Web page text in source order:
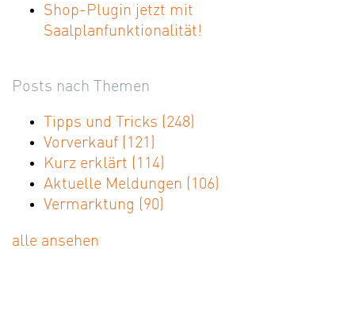
Shop-Plugin jetzt mit
Saalplanfunktionalität!
Posts nach Themen
Tipps und Tricks (248)
Vorverkauf (121)
Kurz erklärt (114)
Aktuelle Meldungen (106)
Vermarktung (90)
alle ansehen